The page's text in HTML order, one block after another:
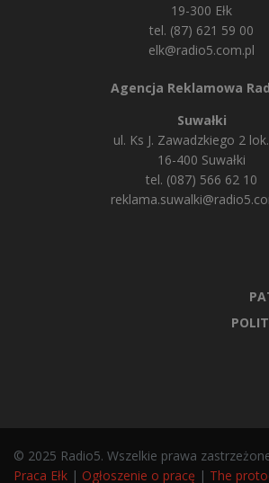
19-300 Ełk
tel. (87) 621 59 00
elk@radio5.com.pl
Agencja Reklamowa
Suwałki
ul. Ks J. Zawadzkiego 2
16-400 Suwałki
tel. (087) 566 62 10
© 2025 Radio5. Wszelkie prawa
Praca Ełk | Ogłoszenie o pracę | The